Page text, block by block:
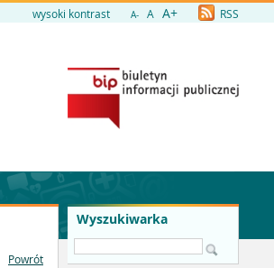
wysoki kontrast A- A A+ RSS
Wyszukiwarka
Powrót